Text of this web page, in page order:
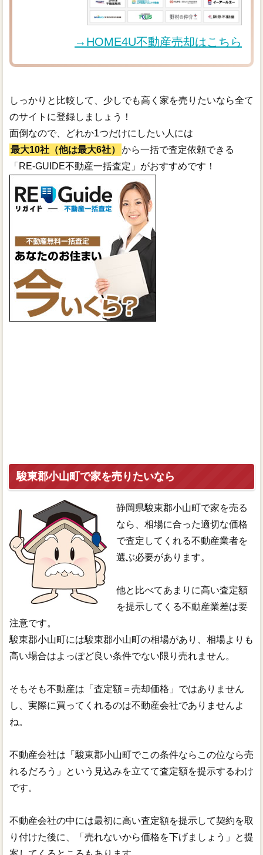
→HOME4U不動産売却はこちら
しっかりと比較して、少しでも高く家を売りたいなら全て
のサイトに登録しましょう！
面倒なので、どれか1つだけにしたい人には
最大10社（他は最大6社）
から一括で査定依頼できる
「RE-GUIDE不動産一括査定」がおすすめです！
駿東郡小山町で家を売りたいなら
静岡県駿東郡小山町で家を売る
なら、相場に合った適切な価格
で査定してくれる不動産業者を
選ぶ必要があります。
他と比べてあまりに高い査定額
を提示してくる不動産業差は要
注意です。
駿東郡小山町には駿東郡小山町の相場があり、相場よりも
高い場合はよっぽど良い条件でない限り売れません。
そもそも不動産は「査定額＝売却価格」ではありません
し、実際に買ってくれるのは不動産会社でありませんよ
ね。
不動産会社は「駿東郡小山町でこの条件ならこの位なら売
れるだろう」という見込みを立てて査定額を提示するわけ
です。
不動産会社の中には最初に高い査定額を提示して契約を取
り付けた後に、「売れないから価格を下げましょう」と提